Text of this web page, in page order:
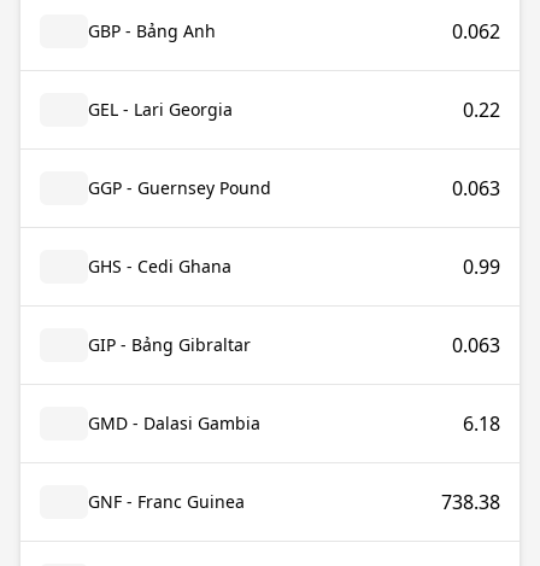
GBP - Bảng Anh 0.062
GEL - Lari Georgia 0.22
GGP - Guernsey Pound 0.063
GHS - Cedi Ghana 0.99
GIP - Bảng Gibraltar 0.063
GMD - Dalasi Gambia 6.18
GNF - Franc Guinea 738.38